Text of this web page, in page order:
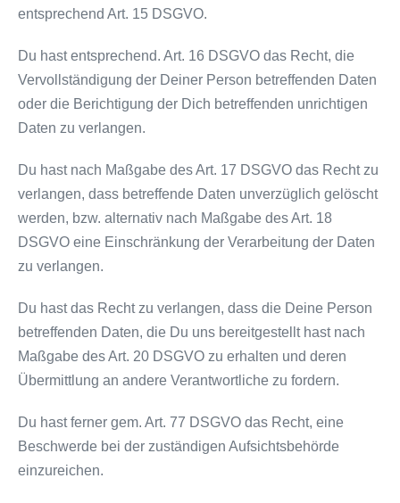
entsprechend Art. 15 DSGVO.
Du hast entsprechend. Art. 16 DSGVO das Recht, die
Vervollständigung der Deiner Person betreffenden Daten
oder die Berichtigung der Dich betreffenden unrichtigen
Daten zu verlangen.
Du hast nach Maßgabe des Art. 17 DSGVO das Recht zu
verlangen, dass betreffende Daten unverzüglich gelöscht
werden, bzw. alternativ nach Maßgabe des Art. 18
DSGVO eine Einschränkung der Verarbeitung der Daten
zu verlangen.
Du hast das Recht zu verlangen, dass die Deine Person
betreffenden Daten, die Du uns bereitgestellt hast nach
Maßgabe des Art. 20 DSGVO zu erhalten und deren
Übermittlung an andere Verantwortliche zu fordern.
Du hast ferner gem. Art. 77 DSGVO das Recht, eine
Beschwerde bei der zuständigen Aufsichtsbehörde
einzureichen.